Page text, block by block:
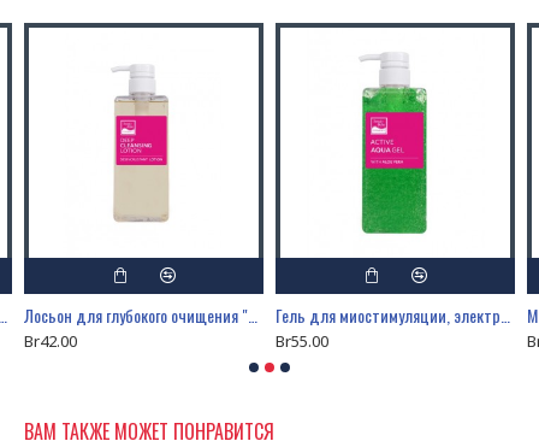
Br42.00 Br55.00
ВАМ ТАКЖЕ МОЖЕТ ПОНРАВИТСЯ